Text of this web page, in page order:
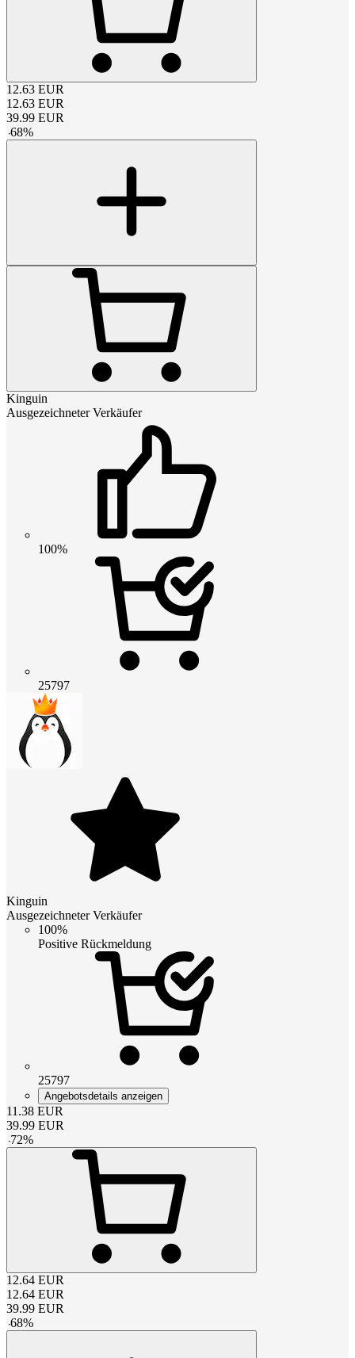
12.63 EUR
12.63 EUR
39.99 EUR
-68%
Kinguin
Ausgezeichneter Verkäufer
100%
25797
Kinguin
Ausgezeichneter Verkäufer
100%
Positive Rückmeldung
25797
Angebotsdetails anzeigen
11.38 EUR
39.99 EUR
-72%
12.64 EUR
12.64 EUR
39.99 EUR
-68%